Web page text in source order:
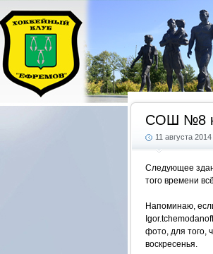
СОШ №8
11 августа 2014
Следующее
того времени
Напоминаю,
фото, для того,
воскресенья.